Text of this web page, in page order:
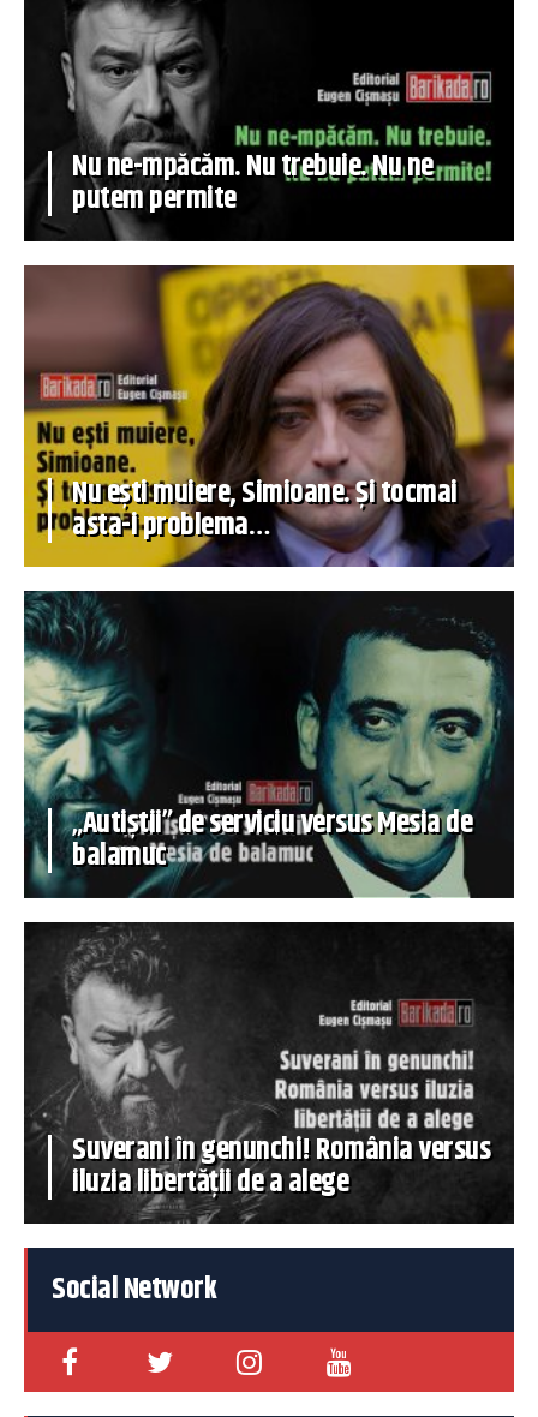
Nu ne-mpăcăm. Nu trebuie. Nu ne
putem permite
Nu ești muiere, Simioane. Și tocmai
asta-i problema…
„Autiștii” de serviciu versus Mesia de
balamuc
Suverani în genunchi! România versus
iluzia libertății de a alege
Social Network